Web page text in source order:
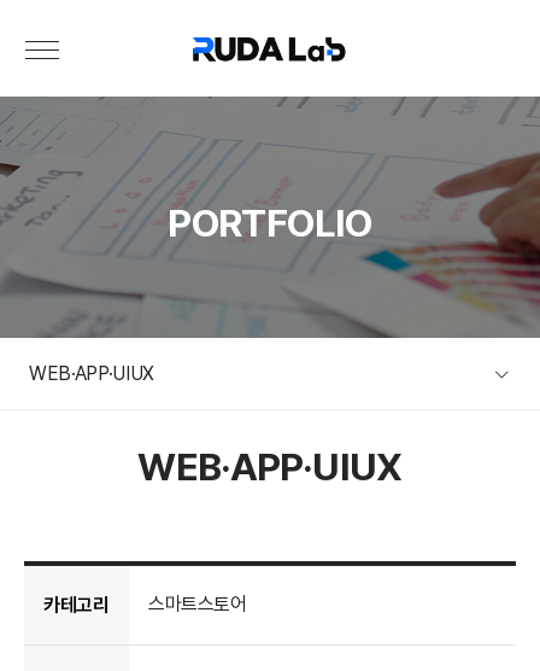
PORTFOLIO
WEB·APP·UIUX
WEB·APP·UIUX
카테고리 스마트스토어